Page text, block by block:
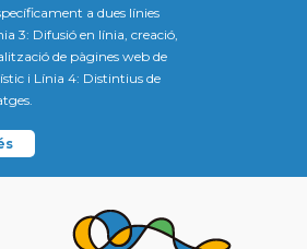
a dues línies
3: Difusió en línia, creació,
de pàgines web de
i Línia 4: Distintius de